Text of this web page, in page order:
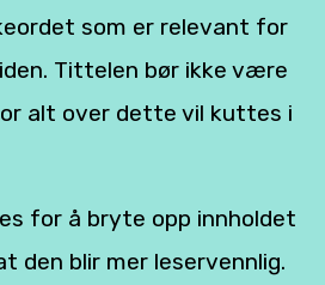
som er relevant for
Tittelen bør ikke være
alt over dette vil kuttes i
for å bryte opp innholdet
den blir mer leservennlig.